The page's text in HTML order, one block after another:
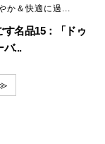
か＆快適に過...
名品15：「ドゥ
バ...